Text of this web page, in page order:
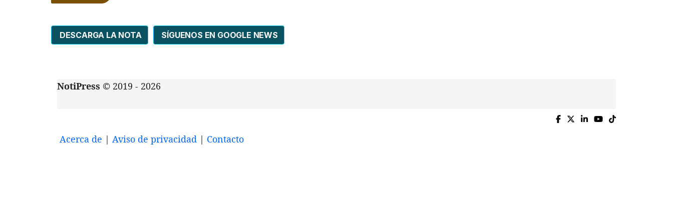
DESCARGA LA NOTA SÍGUENOS EN GOOGLE NEWS
NotiPress © 2019 - 2026
Acerca de | Aviso de privacidad | Contacto